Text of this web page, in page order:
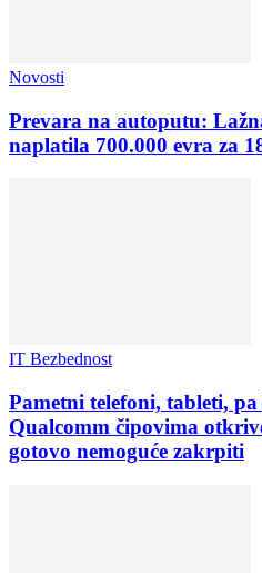
Novosti
Prevara na autoputu:
naplatila 700.000 evra za
IT Bezbednost
Pametni telefoni, tableti,
Qualcomm čipovima
gotovo nemoguće zakrpiti